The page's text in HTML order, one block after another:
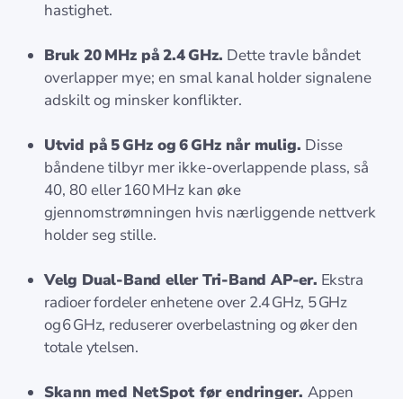
hastighet.
Bruk 20 MHz på 2.4 GHz. Dette travle båndet
overlapper mye; en smal kanal holder signalene
adskilt og minsker konflikter.
Utvid på 5 GHz og 6 GHz når mulig. Disse
båndene tilbyr mer ikke-overlappende plass, så
40, 80 eller 160 MHz kan øke
gjennomstrømningen hvis nærliggende nettverk
holder seg stille.
Velg Dual‑Band eller Tri‑Band AP-er. Ekstra
radioer fordeler enhetene over 2.4 GHz, 5 GHz
og 6 GHz, reduserer overbelastning og øker den
totale ytelsen.
Skann med NetSpot før endringer. Appen